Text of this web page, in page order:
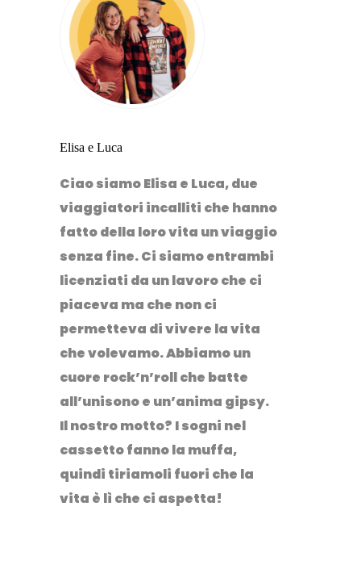
Elisa e Luca
Ciao siamo Elisa e Luca, due
viaggiatori incalliti che hanno
fatto della loro vita un viaggio
senza fine. Ci siamo entrambi
licenziati da un lavoro che ci
piaceva ma che non ci
permetteva di vivere la vita
che volevamo. Abbiamo un
cuore rock’n’roll che batte
all’unisono e un’anima gipsy.
Il nostro motto? I sogni nel
cassetto fanno la muffa,
quindi tiriamoli fuori che la
vita è lì che ci aspetta!